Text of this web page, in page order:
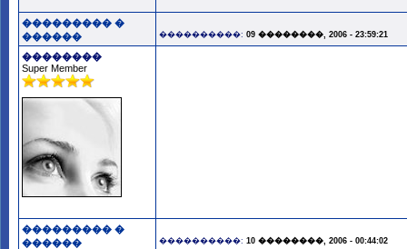
��������� �
������
����������: 09 ��������, 2006 - 23:59:21
��������
Super Member
��������� �
������
����������: 10 ��������, 2006 - 00:44:02